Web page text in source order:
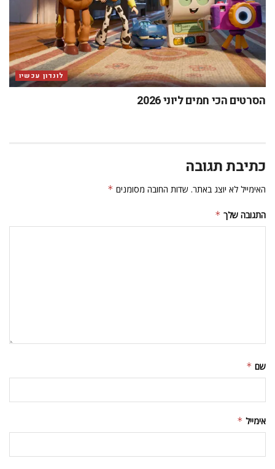
לונדון עכשיו
הסרטים הכי חמים ליוני 2026
כתיבת תגובה
האימייל לא יוצג באתר. שדות החובה מסומנים *
התגובה שלך *
שם *
אימייל *